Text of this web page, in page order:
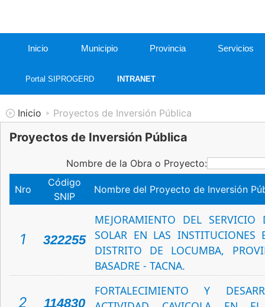
Inicio Municipio Provincia Servicios
Portal SIPROGERD INTRANET
Inicio Proyectos de Inversión Pública
Proyectos de Inversión Pública
Nombre de la Obra o Proyecto:
Nro
Código
SNIP
Nombre del Proyecto de Inversión
1 322255
MEJORAMIENTO DEL SERVICIO
SOLAR EN LAS INSTITUCIONES
DISTRITO DE LOCUMBA,
BASADRE - TACNA.
2 114830
FORTALECIMIENTO Y